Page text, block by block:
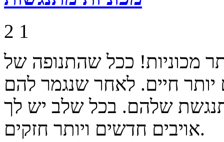
2 1
מכוניות! ככל שהתנופה של
יותר חיים. לאחר שנגמר להם
שלהם. בכל שלב יש לך
אויבים חדשים ויותר חזקים.